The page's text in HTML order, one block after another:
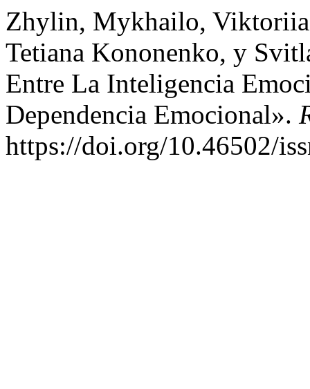
Zhylin, Mykhailo,
Tetiana Kononenko, y
Entre La Inteligencia
Dependencia Emocional».
https://doi.org/10.46502/